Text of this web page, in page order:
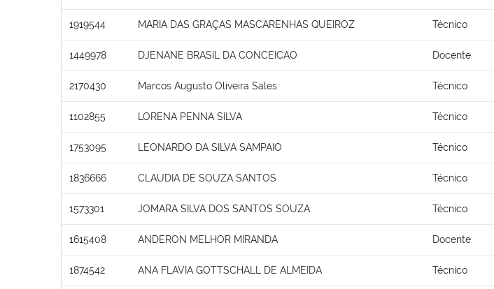
1919544 MARIA DAS GRAÇAS MASCARENHAS QUEIROZ Técnico
1449978 DJENANE BRASIL DA CONCEICAO Docente
2170430 Marcos Augusto Oliveira Sales Técnico
1102855 LORENA PENNA SILVA Técnico
1753095 LEONARDO DA SILVA SAMPAIO Técnico
1836666 CLAUDIA DE SOUZA SANTOS Técnico
1573301 JOMARA SILVA DOS SANTOS SOUZA Técnico
1615408 ANDERON MELHOR MIRANDA Docente
1874542 ANA FLAVIA GOTTSCHALL DE ALMEIDA Técnico